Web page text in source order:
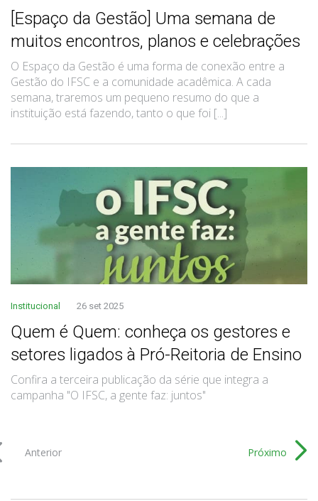
[Espaço da Gestão] Uma semana de
muitos encontros, planos e celebrações
O Espaço da Gestão é uma forma de conexão entre a
Gestão do IFSC e a comunidade acadêmica. A cada
semana, traremos um pequeno resumo do que a
instituição está fazendo, tanto o que foi [...]
Institucional 26 set 2025
Quem é Quem: conheça os gestores e
setores ligados à Pró-Reitoria de Ensino
Confira a terceira publicação da série que integra a
campanha "O IFSC, a gente faz: juntos"
Anterior Próximo